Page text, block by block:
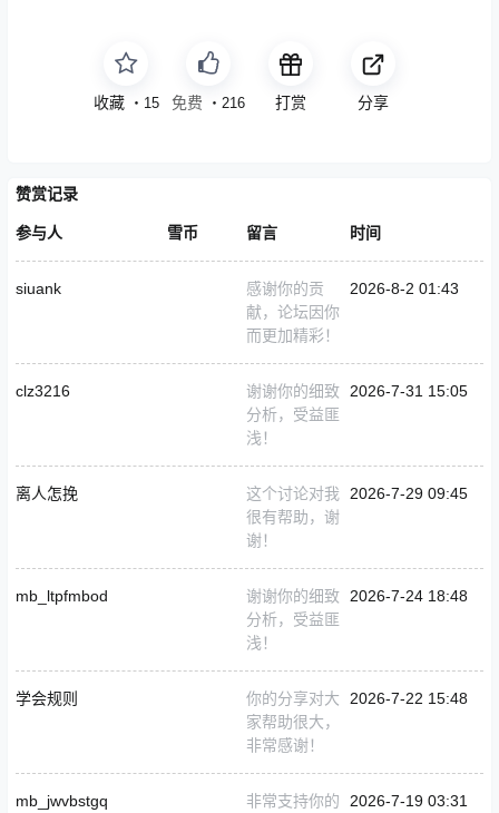
收藏 ・ 15 免费 ・ 216 打赏 分享
赞赏记录
参与人 雪币 留言 时间
siuank
感谢你的贡
献，论坛因你
而更加精彩！
2026-8-2 01:43
clz3216
谢谢你的细致
分析，受益匪
浅！
2026-7-31 15:05
离人怎挽
这个讨论对我
很有帮助，谢
谢！
2026-7-29 09:45
mb_ltpfmbod
谢谢你的细致
分析，受益匪
浅！
2026-7-24 18:48
学会规则
你的分享对大
家帮助很大，
非常感谢！
2026-7-22 15:48
mb_jwvbstgq
非常支持你的
2026-7-19 03:31